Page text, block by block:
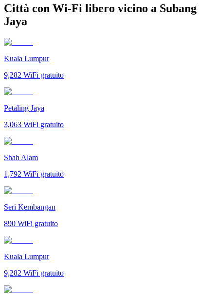
Città con Wi-Fi libero vicino a Subang
Jaya
Kuala Lumpur
9,282 WiFi gratuito
Petaling Jaya
3,063 WiFi gratuito
Shah Alam
1,792 WiFi gratuito
Seri Kembangan
890 WiFi gratuito
Kuala Lumpur
9,282 WiFi gratuito